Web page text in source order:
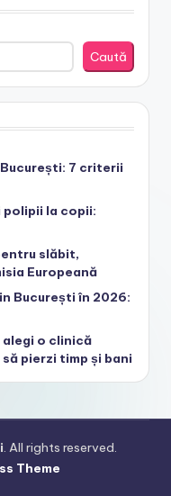
Caută
7 criterii
polipii la copii:
slăbit,
Europeană
București în 2026:
alegi o clinică
pierzi timp și bani
. All rights reserved.
Theme